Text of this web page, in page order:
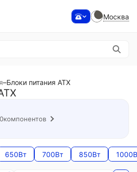
Москва
–Блоки питания ATX
0компонентов
650Вт 700Вт 850Вт